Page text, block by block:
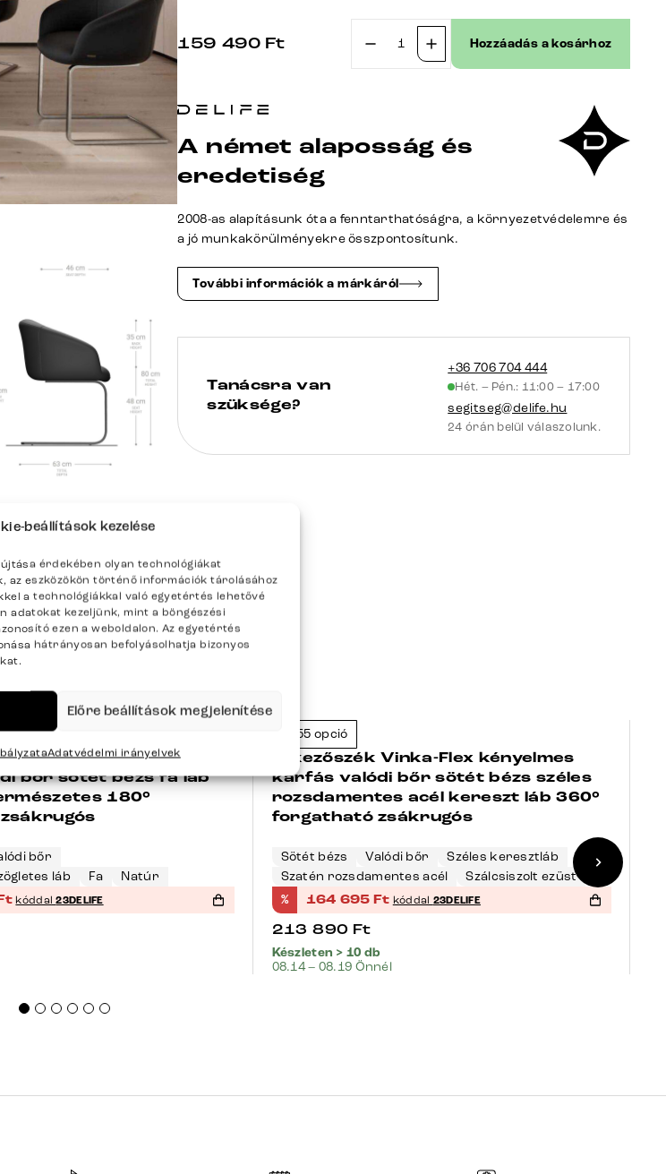
beállítások kezelése
érdekében olyan technológiákat
az eszközökön történő információk tárolásához
a technológiákkal való egyetértés lehetővé
adatokat kezeljünk, mint a böngészési
ezen a weboldalon. Az egyetértés
hátrányosan befolyásolhatja bizonyos
Előre beállítások megjelenítése
Adatvédelmi irányelvek
159 490 Ft
Étkezőszék
valódi
étkezőszék
lapos
acél
zsákrugós
Hozzáadás a kosárhoz
A német alaposság és
eredetiség
2008-as alapításunk óta a fenntarthatóságra, a környezetvédelemre és
a jó munkakörülményekre összpontosítunk.
További információk a márkáról
Tanácsra van
szüksége?
+36 706 704 444
Hét. – Pén.: 11:00 – 17:00
segitseg@delife.hu
24 órán belül válaszolunk.
Flex kényelmes
bőr sötét bézs fa láb
180°
bőr
láb
Fa Natúr
kóddal23DELIFE
+155 opció
Étkezőszék Vinka-Flex kényelmes
karfás valódi bőr sötét bézs széles
rozsdamentes acél kereszt láb 360°
forgatható zsákrugós
Sötét bézs Valódi bőr
Széles keresztláb
Szatén rozsdamentes acél
Szálcsiszolt ezüst
% 164 695 Ft kóddal 23DELIFE
213 890 Ft
Készleten > 10 db
08.14 – 08.19 Önnél